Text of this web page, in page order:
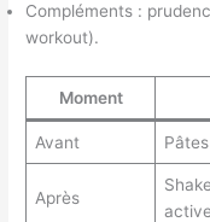
Compléments :
workout).
Moment
Avant
Après
active